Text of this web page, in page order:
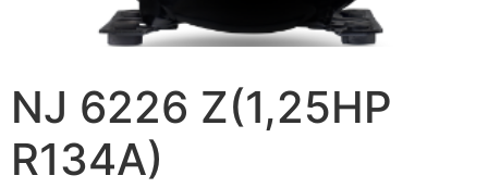
NJ 6226 Z(1,25HP
R134A)